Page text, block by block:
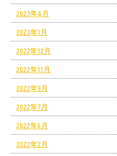
2023年4月
2023年1月
2022年12月
2022年11月
2022年9月
2022年7月
2022年6月
2022年2月